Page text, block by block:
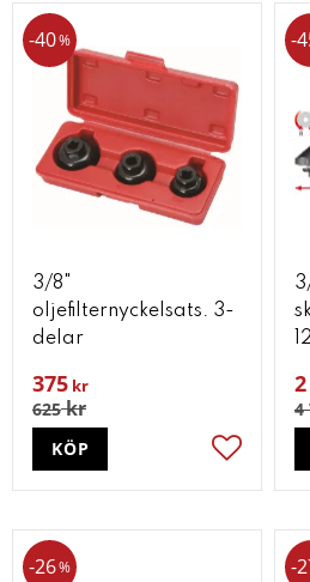
3/8"
oljefilternyckelsats. 3-
delar
375 kr
625kr
40%
Lägg till i
KÖP
4
26%